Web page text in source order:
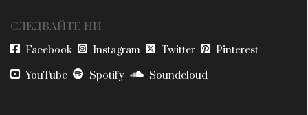
СЛЕДВАЙТЕ НИ
Facebook Instagram Twitter
Pinterest
YouTube
Spotify Soundcloud